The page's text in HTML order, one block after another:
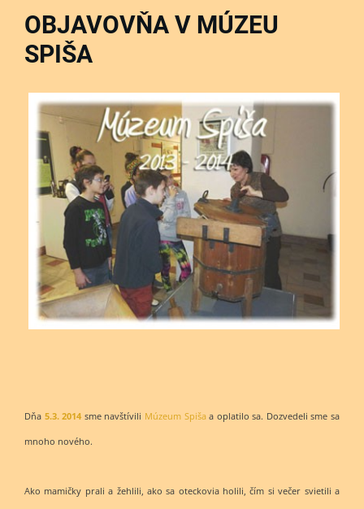
OBJAVOVŇA V MÚZEU
SPIŠA
Dňa 5.3. 2014 sme navštívili Múzeum Spišaa oplatilo sa. Dozvedeli sme sa
mnoho nového.
Ako mamičky prali a žehlili, ako sa oteckovia holili, čím si večer svietili a